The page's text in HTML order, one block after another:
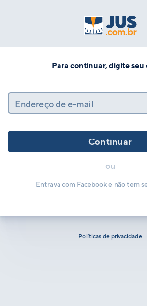
Para continuar, digite seu
Endereço de e-mail
Continuar
ou
Entrava com Facebook e não tem
Políticas de privacidade